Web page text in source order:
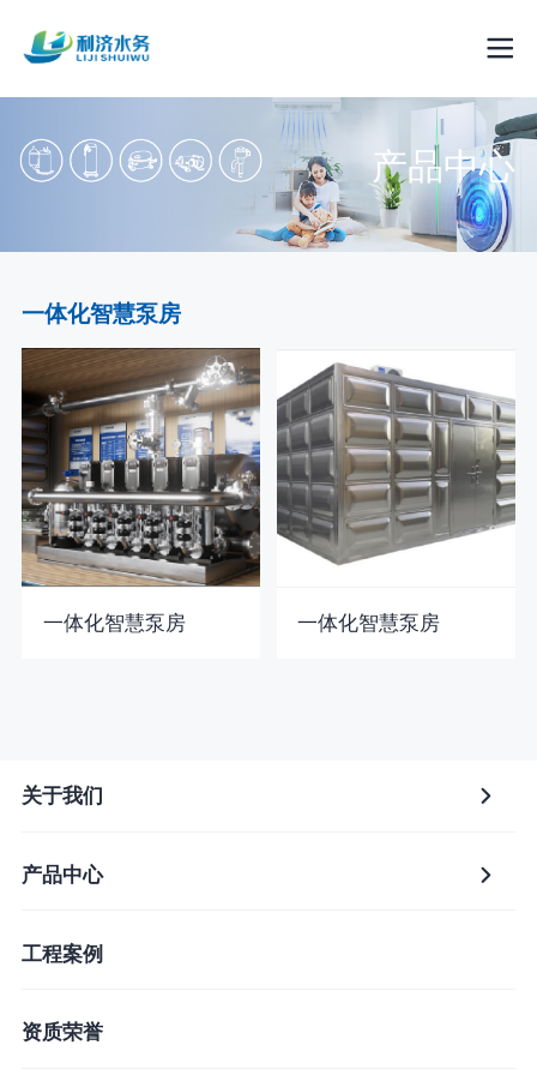
产品中心
一体化智慧泵房
一体化智慧泵房 一体化智慧泵房
关于我们
产品中心
工程案例
资质荣誉